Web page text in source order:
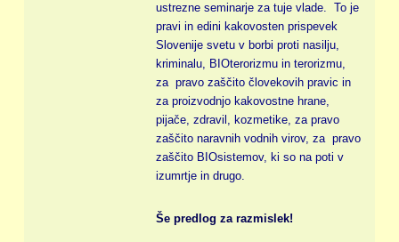
ustrezne seminarje za tuje vlade. To je
pravi in edini kakovosten prispevek
Slovenije svetu v borbi proti nasilju,
kriminalu, BIOterorizmu in terorizmu,
za pravo zaščito človekovih pravic in
za proizvodnjo kakovostne hrane,
pijače, zdravil, kozmetike, za pravo
zaščito naravnih vodnih virov, za pravo
zaščito BIOsistemov, ki so na poti v
izumrtje in drugo.
Še predlog za razmislek!